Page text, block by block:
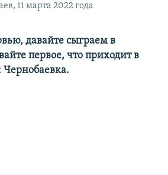
11 марта 2022 года
давайте сыграем в
первое, что приходит в
Чернобаевка.